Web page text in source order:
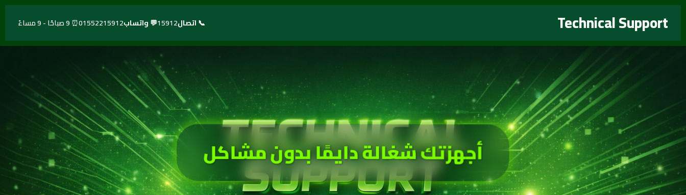
تخطي
Technical Support 📞 اتصال15912💬 واتساب01552215912⏰ 9 صباحًا - 9 مساءً
أجهزتك شغالة دايمًا بدون مشاكل